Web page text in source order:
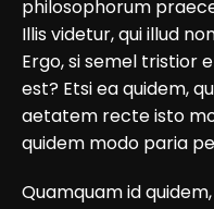
philosophorum
Illis videtur, qui illud
Ergo, si semel tristior
est? Etsi ea quidem,
aetatem recte isto
quidem modo paria
Quamquam id